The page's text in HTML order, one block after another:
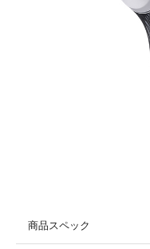
商品スペック